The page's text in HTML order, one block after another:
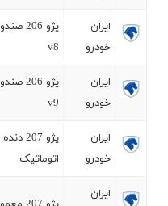
ايران
خودرو
پژو
v8
ايران
خودرو
پژو
v9
ايران
خودرو
پژو 207 دنده
اتوماتيک
ايران